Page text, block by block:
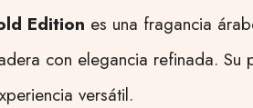
Edition es una fragancia
con elegancia refinada.
versátil.